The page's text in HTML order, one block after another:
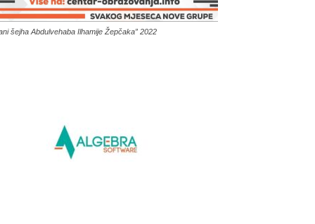
šejha Abdulvehaba Ilhamije Žepčaka” 2022